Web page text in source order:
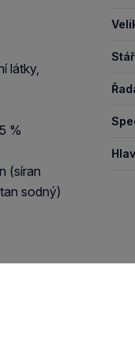
látky,
%
(síran
sodný)